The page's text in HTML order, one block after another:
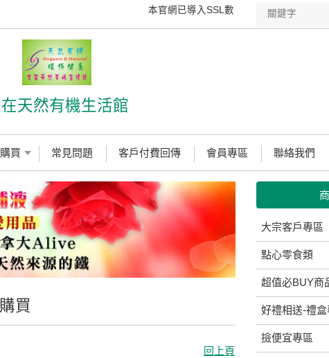
本官網已導入SSL數位憑證，符合國際安全標準
天然有機生活館
買 常見問題 客戶付費回傳 會員專區 聯絡我們
買
回上頁
大宗客戶專區
點心零食類
超值必BUY商
好禮相送-禮盒
撿便宜專區